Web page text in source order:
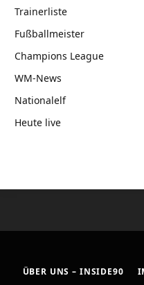
Trainerliste
Fußballmeister
Champions League
WM-News
Nationalelf
Heute live
ÜBER UNS – INSIDE90